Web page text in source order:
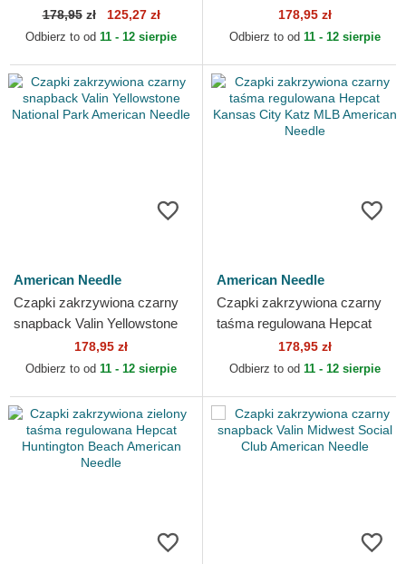
Cleveland Cubs Archive
Legend Cleveland Cubs
178,95zł 125,27 zł
Odbierz to od 11 - 12 sierpie
Fender American Needle
178,95 zł
Odbierz to od 11 - 12 sierpie
American Needle
Czapki zakrzywiona czarny
snapback Valin Yellowstone
National Park American
Needle
178,95 zł
Odbierz to od 11 - 12 sierpie
American Needle
Czapki zakrzywiona czarny
taśma regulowana Hepcat
Kansas City Katz MLB
American Needle
178,95 zł
Odbierz to od 11 - 12 sierpie